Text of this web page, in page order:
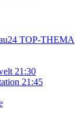
TOP-THEMA
21:30
21:45